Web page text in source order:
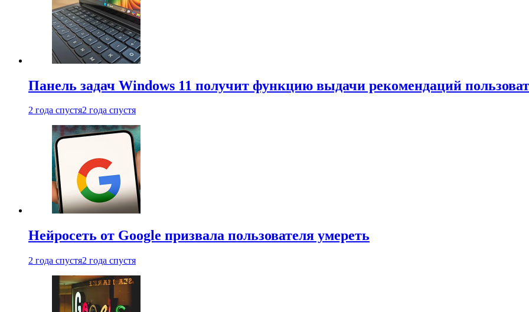
Панель задач Windows 11 получит функцию выдачи рекомендаций
2 года спустя2 года спустя
Нейросеть от Google призвала пользователя умереть
2 года спустя2 года спустя